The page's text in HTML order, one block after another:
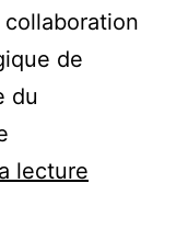
de
du
lecture